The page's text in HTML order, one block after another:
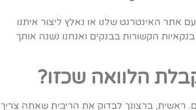
האינטרנט שלנו או נאלץ ליצור איתנו
הקשורות בבנקים ואנחנו נשנה אותך
הלוואה שכזו?
ראשית, ברצונך לבדוק את הריבית שאתה צריך